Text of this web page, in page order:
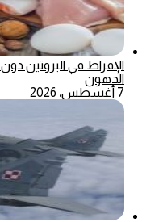
الإفراط في البروتين
الدهون
7 أغسطس، 2026